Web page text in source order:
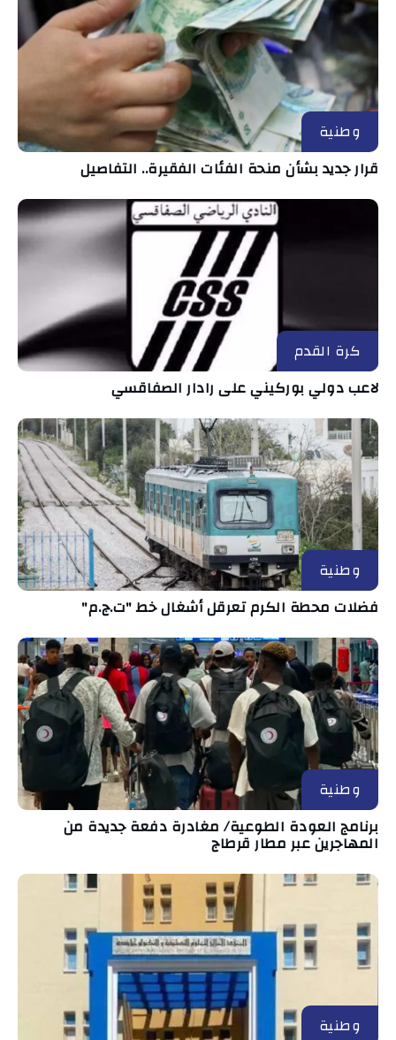
وطنية
قرار جديد بشأن منحة الفئات الفقيرة.. التفاصيل
كرة القدم
لاعب دولي بوركيني على رادار الصفاقسي
وطنية
فضلات محطة الكرم تعرقل أشغال خط "ت.ج.م"
وطنية
برنامج العودة الطوعية/ مغادرة دفعة جديدة من
المهاجرين عبر مطار قرطاج
وطنية